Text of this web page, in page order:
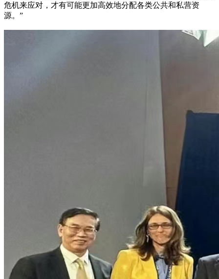
危机来应对，才有可能更加高效地分配各类公共和私营资
源。”